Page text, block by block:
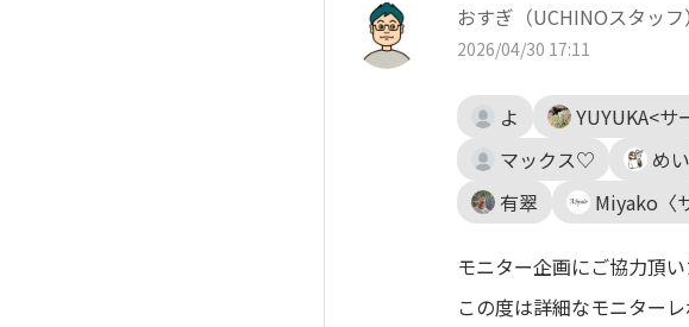
おすぎ（UCHINOスタッフ）
2026/04/30 17:11
よ YUYUKA<サ
マックス♡
めい
有翠
Miyako〈
モニター企画にご協力頂
この度は詳細なモニター